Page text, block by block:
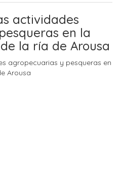
actividades
en la
la ría de Arousa
agropecuarias y pesqueras en
Arousa